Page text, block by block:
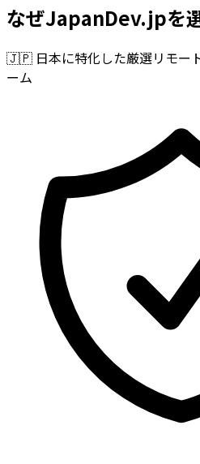
なぜJapanDev.jpを
🇯🇵 日本に特化した厳選リモー
ーム